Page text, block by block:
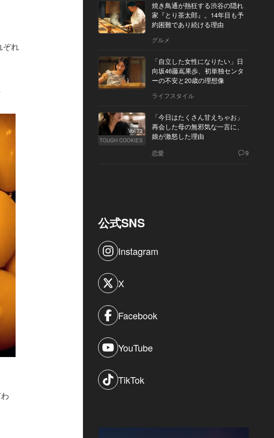
ぞれ
焼き鳥通が熱狂する渋谷の隠れ
家『とり茶太郎』。14年目も予
約困難であり続ける理由
グルメ
「自立した女性になりたい」日
向坂46藤嶌果歩、初単独センタ
ーの不安と20歳の理想像
ライフスタイル
Vol.73
TOUGH COOKIES
「今日はたくさん甘えちゃお」
再会した母の無邪気な一言に、
娘が激怒した理由
恋愛 9
公式SNS
Instagram
X
Facebook
YouTube
TikTok